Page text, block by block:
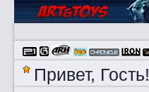
Привет, Гость!